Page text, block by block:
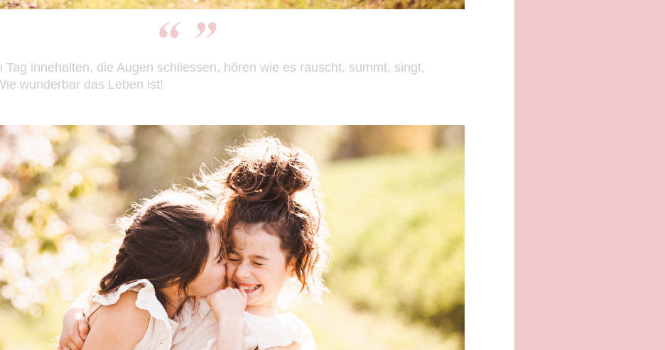
Tag innehalten, die Augen schliessen, hören wie es rauscht, summt, singt,
wunderbar das Leben ist!